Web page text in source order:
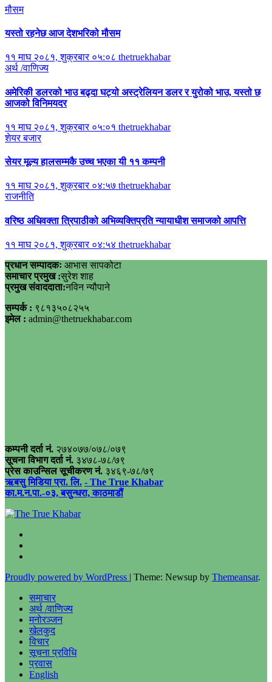
मौसम
यस्तो रहनेछ आज देशभरिको मौसम
११ माघ २०८१, शुक्रबार ०५:०८ thetruekhabar
अर्थ /वाणिज्य
अमेरिकी डलरको भाउ बढ्दा घट्यो अस्ट्रेलियन डलर र युरोको भाउ, यस्तो छ
आजको विनिमयदर
११ माघ २०८१, शुक्रबार ०५:०१ thetruekhabar
शेयर बजार
सेयर मूल्य हालसम्मकै उच्च भएका यी ११ कम्पनी
११ माघ २०८१, शुक्रबार ०४:५७ thetruekhabar
राजनीति
वरिष्ठ अधिवक्ता त्रिपाठीको अभिव्यक्तिप्रति न्यायाधीश समाजको आपत्ति
११ माघ २०८१, शुक्रबार ०४:५४ thetruekhabar
प्रधान सम्पादकः आभास सापकोटा
समाचार प्रमुख :सुरेश शाह
प्रमुख संवाददाता:नविन न्यौपाने
सम्पर्क : ९८१३५०८२५५
इमेल : admin@thetruekhabar.com
कम्पनी दर्ता नं. २७४०७७/०७८/०७९
सूचना विभाग दर्ता नं. ३४७८-७८/७९
प्रेस काउन्सिल सूचीकरण नं. ३४६९-७८/७९
ऋबसु मिडिया प्रा. लि. - The True Khabar
का.म.न.पा.-०३, बसुन्धरा, काठमाडौं
Proudly powered by WordPress | Theme: Newsup by Themeansar.
समाचार
अर्थ /वाणिज्य
मनोरञ्जन
खेलकुद
विचार
सूचना प्रविधि
प्रवास
English